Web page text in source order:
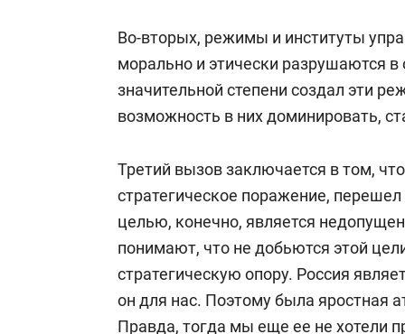
Во-вторых, режимы и институты
морально и этически разрушаются
значительной степени создал эти
возможность в них доминировать,
Третий вызов заключается в том,
стратегическое поражение,
целью, конечно, является
понимают, что не добьются этой
стратегическую опору. Россия
он для нас. Поэтому была яростная
Правда, тогда мы еще ее не хотели